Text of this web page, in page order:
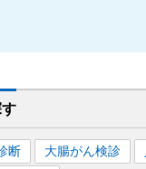
断 大腸がん検診